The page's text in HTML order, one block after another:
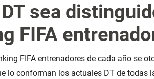
sea
FIFA
FIFA entrenadores de cada año se
lo conforman los actuales DT de todas